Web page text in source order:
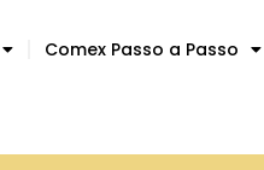
Comex Passo a Passo